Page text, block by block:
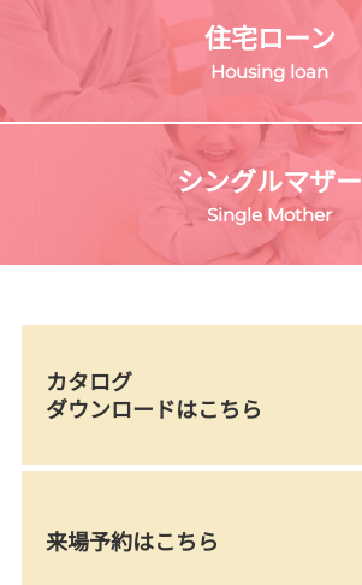
住宅ローン
Housing loan
シングルマザー
Single Mother
カタログ
ダウンロードはこちら
来場予約はこちら